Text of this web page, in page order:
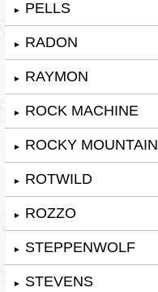
► PELLS
► RADON
► RAYMON
► ROCK MACHINE
► ROCKY MOUNTAIN
► ROTWILD
► ROZZO
► STEPPENWOLF
► STEVENS